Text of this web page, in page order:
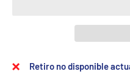
Retiro no disponible